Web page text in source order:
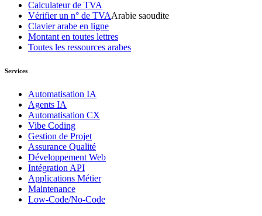
Calculateur de TVA
Vérifier un n° de TVAArabie saoudite
Clavier arabe en ligne
Montant en toutes lettres
Toutes les ressources arabes
Services
Automatisation IA
Agents IA
Automatisation CX
Vibe Coding
Gestion de Projet
Assurance Qualité
Développement Web
Intégration API
Applications Métier
Maintenance
Low-Code/No-Code